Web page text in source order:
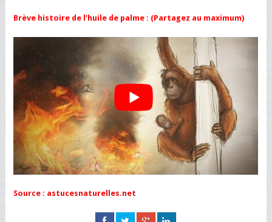
Brève histoire de l’huile de palme : (Partagez au maximum)
Source : astucesnaturelles.net